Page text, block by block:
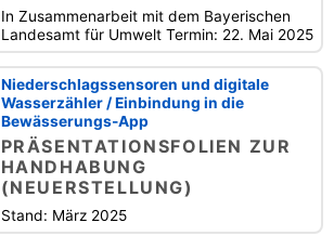
In Zusammenarbeit mit dem Bayerischen
Landesamt für Umwelt Termin: 22. Mai 2025
Niederschlagssensoren und digitale
Wasserzähler / Einbindung in die
Bewässerungs-App
PRÄSENTATIONSFOLIEN ZUR
HANDHABUNG
(NEUERSTELLUNG)
Stand: März 2025